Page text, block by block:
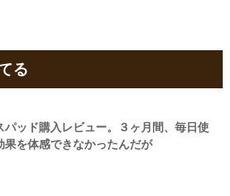
る
パッド購入レビュー。３ヶ月間、毎日使
果を体感できなかったんだが